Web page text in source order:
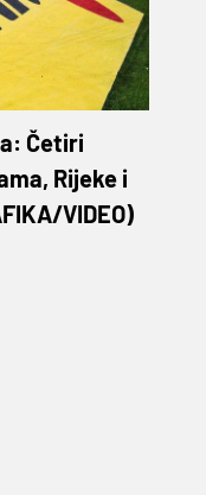
Četiri
Rijeke i
VIDEO)